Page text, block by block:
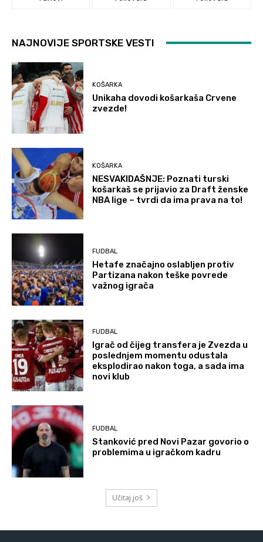
NAJNOVIJE SPORTSKE VESTI
KOŠARKA
Unikaha dovodi košarkaša Crvene
zvezde!
KOŠARKA
NESVAKIDAŠNJE: Poznati turski
košarkaš se prijavio za Draft ženske
NBA lige – tvrdi da ima prava na to!
FUDBAL
Hetafe značajno oslabljen protiv
Partizana nakon teške povrede
važnog igrača
FUDBAL
Igrač od čijeg transfera je Zvezda u
poslednjem momentu odustala
eksplodirao nakon toga, a sada ima
novi klub
FUDBAL
Stanković pred Novi Pazar govorio o
problemima u igračkom kadru
Učitaj još